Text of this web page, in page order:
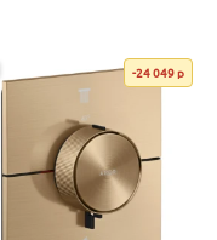
-24 049 р